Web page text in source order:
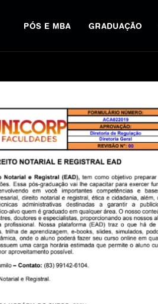
PÓS E MBA GRADUAÇÃO